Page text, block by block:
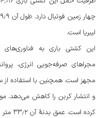
لیبریا است.
این کشتی باری به فناوری‌های
مجراهای صرفه‌جویی انرژی،
مجهز است. همچنین با استفاده از
کرده